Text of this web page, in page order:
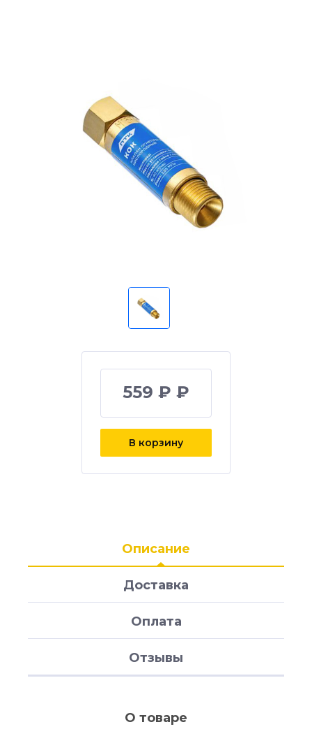
559 ₽ ₽
В корзину
Описание
Доставка
Оплата
Отзывы
О товаре